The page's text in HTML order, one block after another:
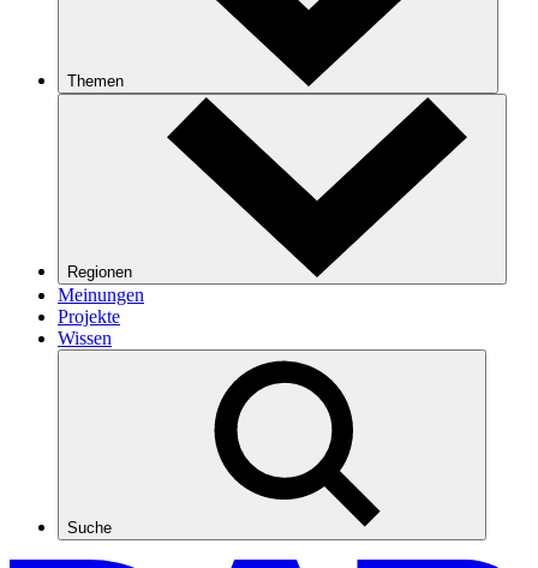
Themen
Regionen
Meinungen
Projekte
Wissen
Suche